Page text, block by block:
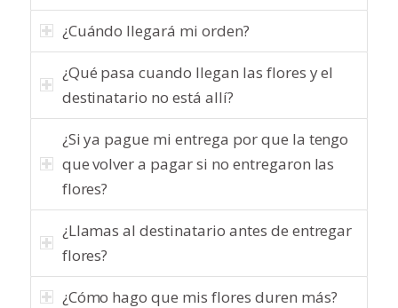
¿Cuándo llegará mi orden?
¿Qué pasa cuando llegan las flores y el
destinatario no está allí?
¿Si ya pague mi entrega por que la tengo
que volver a pagar si no entregaron las
flores?
¿Llamas al destinatario antes de entregar
flores?
¿Cómo hago que mis flores duren más?